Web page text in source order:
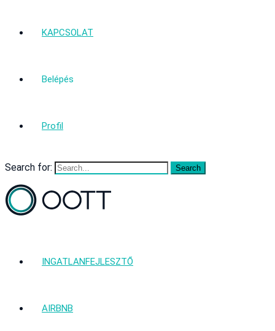
KAPCSOLAT
Belépés
Profil
Search for:
INGATLANFEJLESZTŐ
AIRBNB